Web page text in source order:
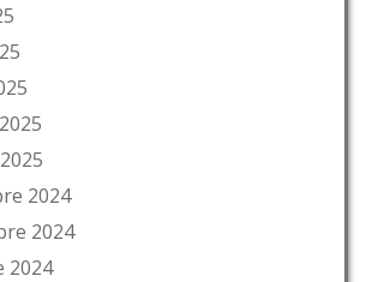
2024
2024
2024